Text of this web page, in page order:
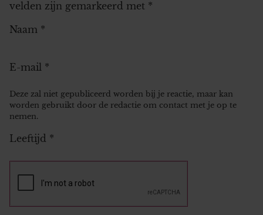
velden zijn gemarkeerd met *
Naam *
E-mail *
Deze zal niet gepubliceerd worden bij je reactie, maar kan
worden gebruikt door de redactie om contact met je op te
nemen.
Leeftijd *